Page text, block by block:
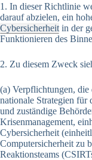
1. In dieser Richtlinie
darauf abzielen, ein
Cybersicherheit in der
Funktionieren des
2. Zu diesem Zweck
(a) Verpflichtungen,
nationale Strategien für
und zuständige
Krisenmanagement,
Cybersicherheit
Computersicherheit zu
Reaktionsteams